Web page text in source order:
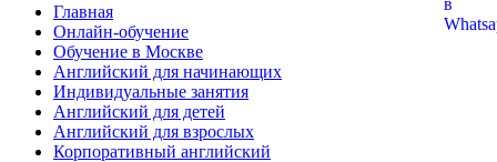
Главная
Онлайн-обучение
Обучение в Москве
Английский для начинающих
Индивидуальные занятия
Английский для детей
Английский для взрослых
Корпоративный английский